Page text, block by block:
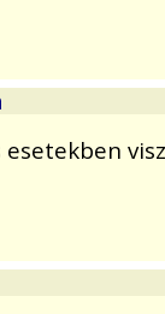
esetekben